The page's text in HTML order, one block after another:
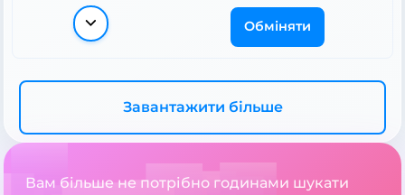
Обміняти
Завантажити більше
Вам більше не потрібно годинами шукати